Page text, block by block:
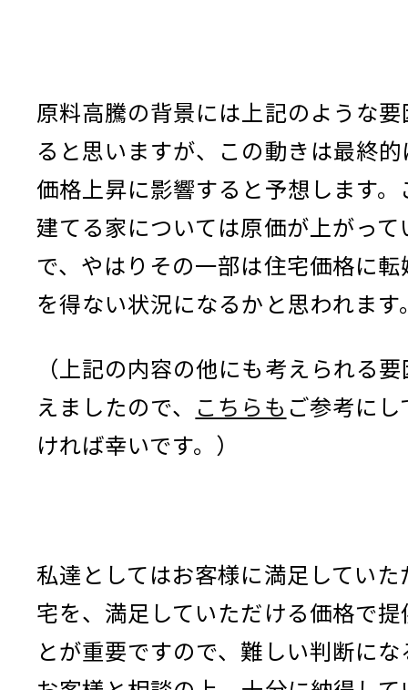
原料高騰の背景には上記のような
ると思いますが、この動きは最終
価格上昇に影響すると予想します。
建てる家については原価が上がって
で、やはりその一部は住宅価格に
を得ない状況になるかと思われます
（上記の内容の他にも考えられる
えましたので、
こちらも ご参考に
ければ幸いです。）
私達としてはお客様に満足していた
宅を、満足していただける価格で
とが重要ですので、難しい判断に